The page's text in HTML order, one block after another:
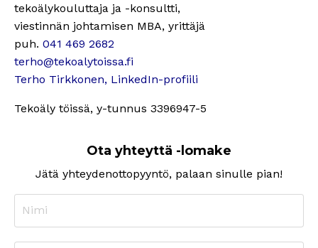
tekoälykouluttaja ja -konsultti,
viestinnän johtamisen MBA, yrittäjä
puh. 041 469 2682
terho@tekoalytoissa.fi
Terho Tirkkonen, LinkedIn-profiili
Tekoäly töissä, y-tunnus 3396947-5
Ota yhteyttä -lomake
Jätä yhteydenottopyyntö, palaan sinulle pian!